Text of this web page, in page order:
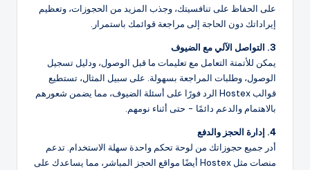
على الحفاظ على تنافسيتك، وجذب المزيد من الحجوزات، وتعظيم
إيراداتك دون الحاجة إلى مراجعة قوائمك باستمرار.
3. التواصل الآلي مع الضيوف
يمكن للأتمتة التعامل مع تعليمات ما قبل الوصول، ودليل تسجيل
الوصول، وطلبات المراجعة بسهولة. على سبيل المثال، تستطيع
قوالب Hostex الرد فورًا على أسئلة الضيوف، مما يضمن شعورهم
بالاهتمام والدعم دائمًا - حتى أثناء نومهم.
4. إدارة الحجز والدفع
أدر جميع حجوزاتك من لوحة تحكم واحدة سهلة الاستخدام. تدعم
منصات مثل Hostex أيضًا مواقع الحجز المباشر، مما يساعدك على